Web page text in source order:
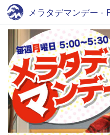
メラタデマンデー -